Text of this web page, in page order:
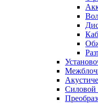
Силовой